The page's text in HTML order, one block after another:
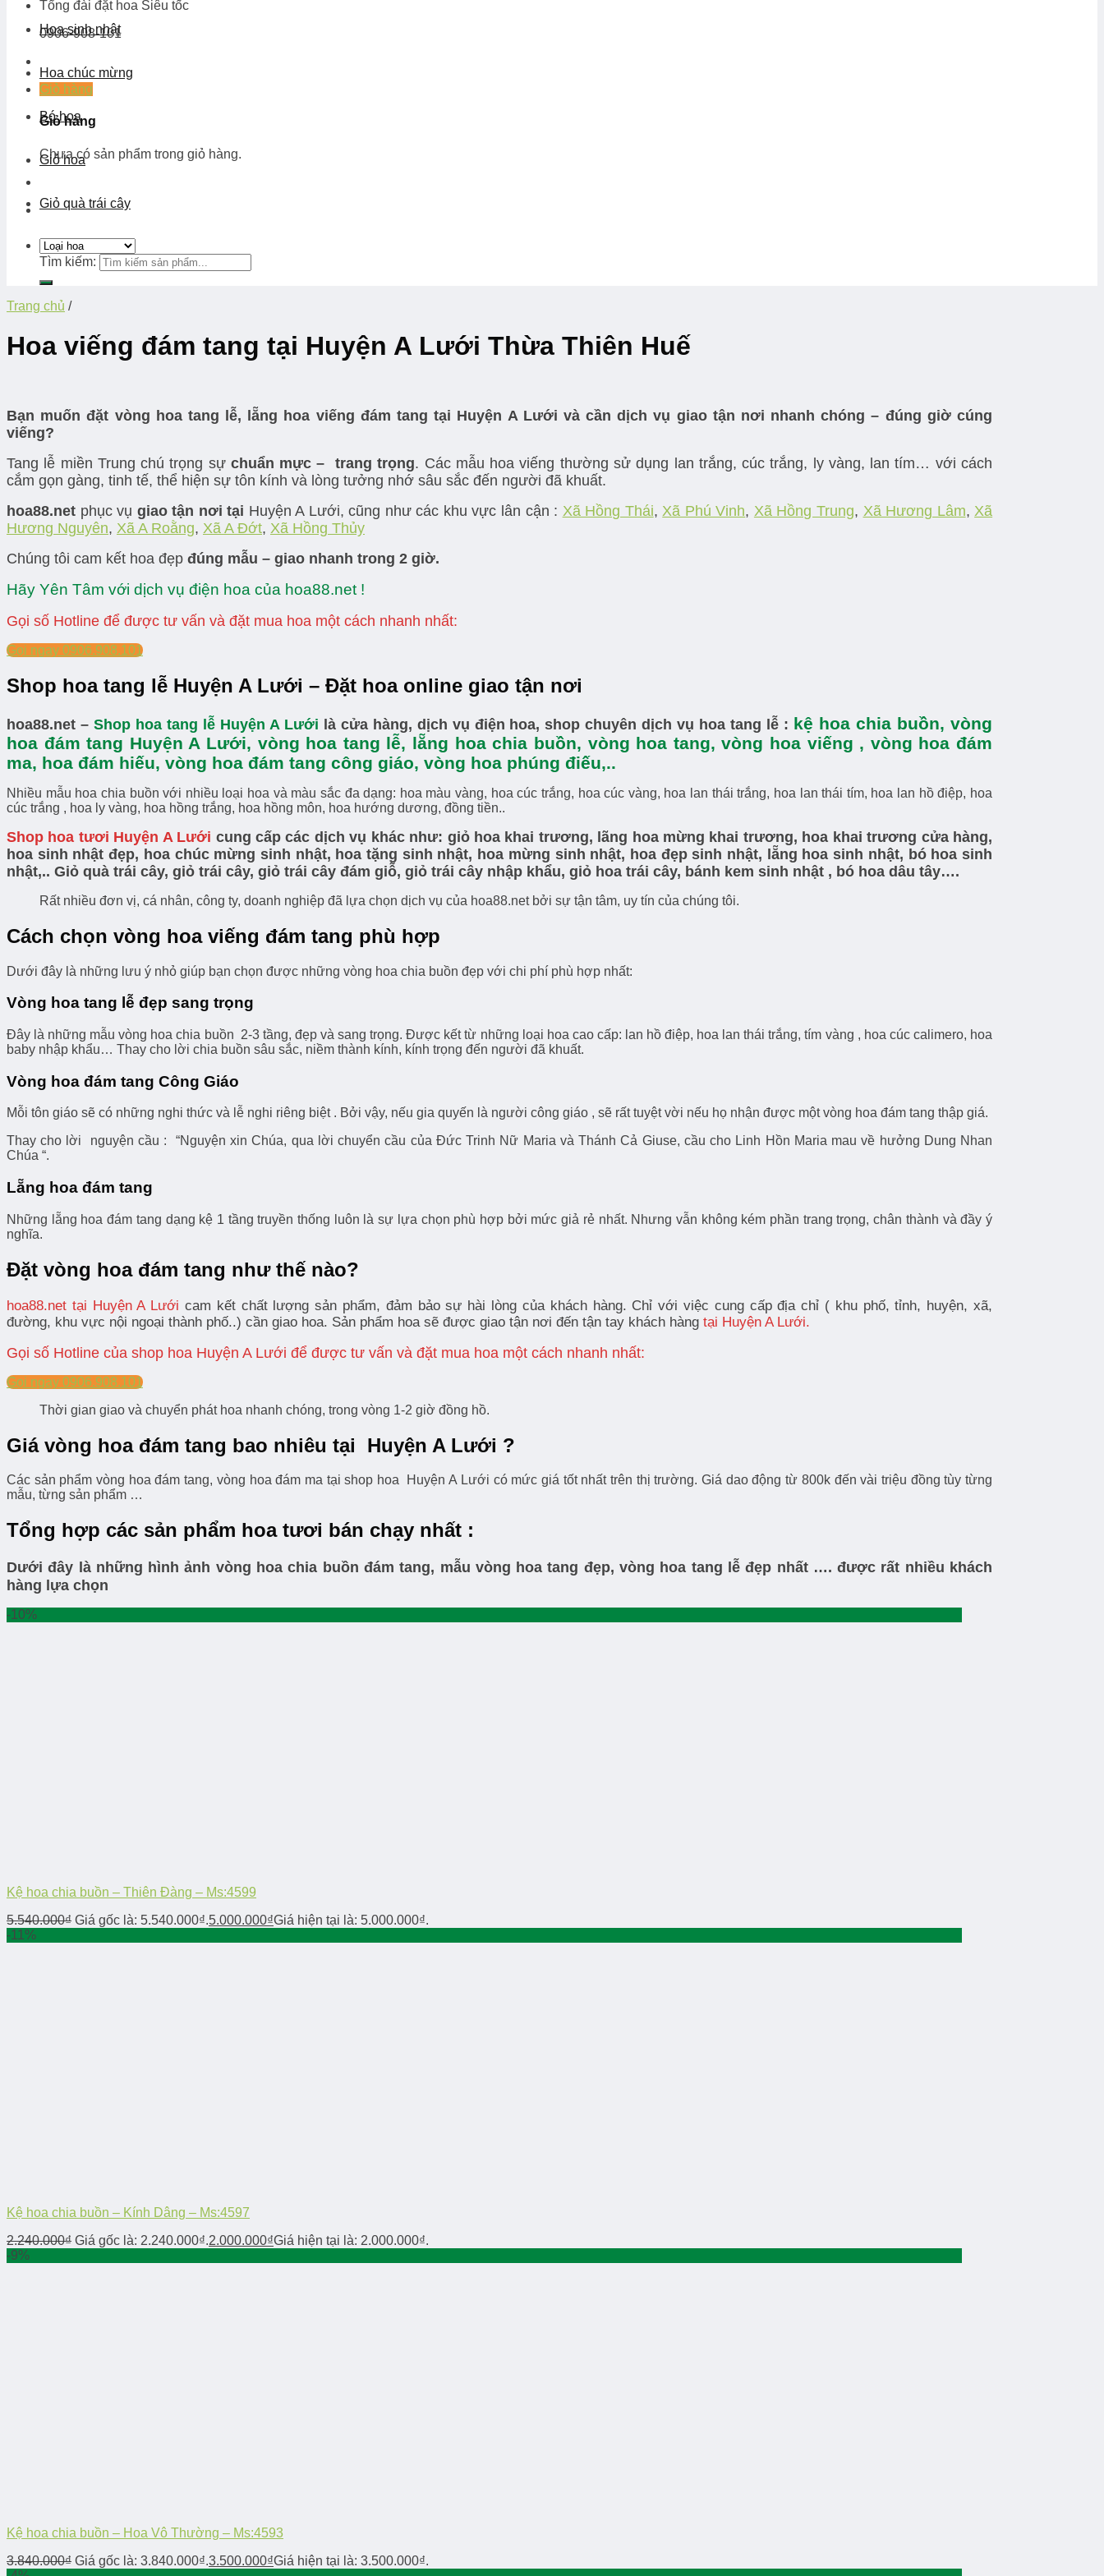
Tổng đài đặt hoa Siêu tốc
0906-908-101
Giỏ hàng
Giỏ hàng
Chưa có sản phẩm trong giỏ hàng.
Hoa sinh nhật
Hoa chúc mừng
Bó hoa
Giỏ hoa
Giỏ quà trái cây
Tìm kiếm:
Trang chủ /
Hoa viếng đám tang tại Huyện A Lưới Thừa Thiên Huế
Bạn muốn đặt vòng hoa tang lễ, lẵng hoa viếng đám tang tại Huyện A Lưới và cần dịch vụ giao tận nơi nhanh chóng – đúng giờ cúng
viếng?
Tang lễ miền Trung chú trọng sự chuẩn mực – trang trọng. Các mẫu hoa viếng thường sử dụng lan trắng, cúc trắng, ly vàng, lan tím… với cách
cắm gọn gàng, tinh tế, thể hiện sự tôn kính và lòng tưởng nhớ sâu sắc đến người đã khuất.
hoa88.net phục vụ giao tận nơi tại Huyện A Lưới, cũng như các khu vực lân cận : Xã Hồng Thái, Xã Phú Vinh, Xã Hồng Trung, Xã Hương Lâm, Xã
Hương Nguyên, Xã A Roằng, Xã A Đớt, Xã Hồng Thủy
Chúng tôi cam kết hoa đẹp đúng mẫu – giao nhanh trong 2 giờ.
Hãy Yên Tâm với dịch vụ điện hoa của hoa88.net !
Gọi số Hotline để được tư vấn và đặt mua hoa một cách nhanh nhất:
Gọi ngay 0906.908.101
Shop hoa tang lễ Huyện A Lưới – Đặt hoa online giao tận nơi
hoa88.net –Shop hoa tang lễ Huyện A Lưới là cửa hàng, dịch vụ điện hoa, shop chuyên dịch vụ hoa tang lễ : kệ hoa chia buồn, vòng
hoa đám tang Huyện A Lưới, vòng hoa tang lễ, lẵng hoa chia buồn, vòng hoa tang, vòng hoa viếng , vòng hoa đám
ma, hoa đám hiếu, vòng hoa đám tang công giáo, vòng hoa phúng điếu,..
Nhiều mẫu hoa chia buồn với nhiều loại hoa và màu sắc đa dạng: hoa màu vàng, hoa cúc trắng, hoa cúc vàng, hoa lan thái trắng, hoa lan thái tím, hoa lan hồ điệp, hoa
cúc trắng , hoa ly vàng, hoa hồng trắng, hoa hồng môn, hoa hướng dương, đồng tiền..
Shop hoa tươi Huyện A Lưới cung cấp các dịch vụ khác như: giỏ hoa khai trương, lãng hoa mừng khai trương, hoa khai trương cửa hàng,
hoa sinh nhật đẹp, hoa chúc mừng sinh nhật, hoa tặng sinh nhật, hoa mừng sinh nhật, hoa đẹp sinh nhật, lẵng hoa sinh nhật, bó hoa sinh
nhật,.. Giỏ quà trái cây, giỏ trái cây, giỏ trái cây đám giỗ, giỏ trái cây nhập khẩu, giỏ hoa trái cây, bánh kem sinh nhật , bó hoa dâu tây….
Rất nhiều đơn vị, cá nhân, công ty, doanh nghiệp đã lựa chọn dịch vụ của hoa88.net bởi sự tận tâm, uy tín của chúng tôi.
Cách chọn vòng hoa viếng đám tang phù hợp
Dưới đây là những lưu ý nhỏ giúp bạn chọn được những vòng hoa chia buồn đẹp với chi phí phù hợp nhất:
Vòng hoa tang lễ đẹp sang trọng
Đây là những mẫu vòng hoa chia buồn 2-3 tầng, đẹp và sang trọng. Được kết từ những loại hoa cao cấp: lan hồ điệp, hoa lan thái trắng, tím vàng , hoa cúc calimero, hoa
baby nhập khẩu… Thay cho lời chia buồn sâu sắc, niềm thành kính, kính trọng đến người đã khuất.
Vòng hoa đám tang Công Giáo
Mỗi tôn giáo sẽ có những nghi thức và lễ nghi riêng biệt . Bởi vậy, nếu gia quyến là người công giáo , sẽ rất tuyệt vời nếu họ nhận được một vòng hoa đám tang thập giá.
Thay cho lời nguyện cầu : “Nguyện xin Chúa, qua lời chuyển cầu của Đức Trinh Nữ Maria và Thánh Cả Giuse, cầu cho Linh Hồn Maria mau về hưởng Dung Nhan
Chúa “.
Lẵng hoa đám tang
Những lẵng hoa đám tang dạng kệ 1 tầng truyền thống luôn là sự lựa chọn phù hợp bởi mức giả rẻ nhất. Nhưng vẫn không kém phần trang trọng, chân thành và đầy ý
nghĩa.
Đặt vòng hoa đám tang như thế nào?
hoa88.net tại Huyện A Lưới cam kết chất lượng sản phẩm, đảm bảo sự hài lòng của khách hàng. Chỉ với việc cung cấp địa chỉ ( khu phố, tỉnh, huyện, xã,
đường, khu vực nội ngoại thành phố..) cần giao hoa. Sản phẩm hoa sẽ được giao tận nơi đến tận tay khách hàng tại Huyện A Lưới.
Gọi số Hotline của shop hoa Huyện A Lưới để được tư vấn và đặt mua hoa một cách nhanh nhất:
Gọi ngay 0906.908.101
Thời gian giao và chuyển phát hoa nhanh chóng, trong vòng 1-2 giờ đồng hồ.
Giá vòng hoa đám tang bao nhiêu tại Huyện A Lưới ?
Các sản phẩm vòng hoa đám tang, vòng hoa đám ma tại shop hoa Huyện A Lưới có mức giá tốt nhất trên thị trường. Giá dao động từ 800k đến vài triệu đồng tùy từng
mẫu, từng sản phẩm …
Tổng hợp các sản phẩm hoa tươi bán chạy nhất :
Dưới đây là những hình ảnh vòng hoa chia buồn đám tang, mẫu vòng hoa tang đẹp, vòng hoa tang lễ đẹp nhất …. được rất nhiều khách
hàng lựa chọn
-10%
Kệ hoa chia buồn – Thiên Đàng – Ms:4599
5.540.000₫ Giá gốc là: 5.540.000₫.5.000.000₫Giá hiện tại là: 5.000.000₫.
-11%
Kệ hoa chia buồn – Kính Dâng – Ms:4597
2.240.000₫ Giá gốc là: 2.240.000₫.2.000.000₫Giá hiện tại là: 2.000.000₫.
-9%
Kệ hoa chia buồn – Hoa Vô Thường – Ms:4593
3.840.000₫ Giá gốc là: 3.840.000₫.3.500.000₫Giá hiện tại là: 3.500.000₫.